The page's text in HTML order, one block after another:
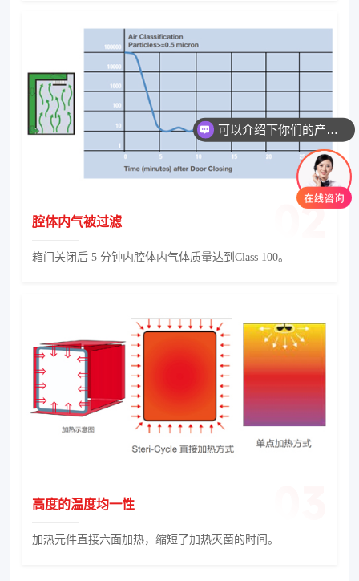
腔体内气被过滤
箱门关闭后 5 分钟内腔体内气体质量达到Class 100。
高度的温度均一性
加热元件直接六面加热，缩短了加热灭菌的时间。
可以介绍下你们的产品么